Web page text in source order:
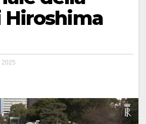
Hiroshima
2025